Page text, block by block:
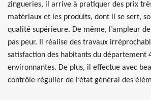
zingueries, il arrive à pratiquer des prix
matériaux et les produits, dont il se sert,
qualité supérieure. De même, l’ampleur
pas peur. Il réalise des travaux
satisfaction des habitants du département
environnantes. De plus, il effectue avec
contrôle régulier de l’état général des